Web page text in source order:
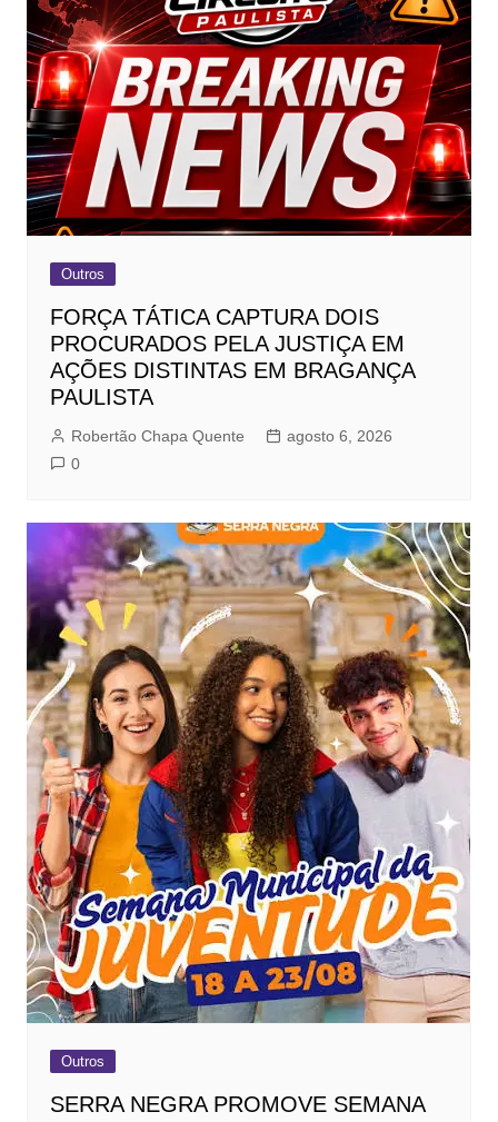
Outros
FORÇA TÁTICA CAPTURA DOIS
PROCURADOS PELA JUSTIÇA EM
AÇÕES DISTINTAS EM BRAGANÇA
PAULISTA
Robertão Chapa Quente
agosto 6, 2026
0
Outros
SERRA NEGRA PROMOVE SEMANA